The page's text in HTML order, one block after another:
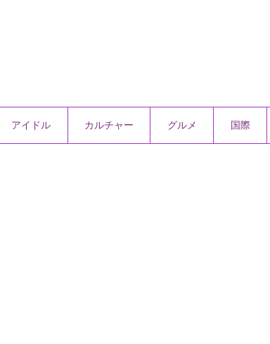
アイドル カルチャー グルメ 国際